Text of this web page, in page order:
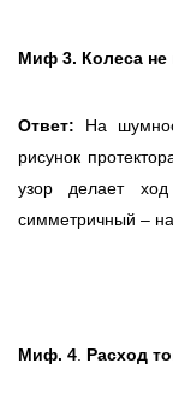
Миф 3. Колеса не
Ответ: На
рисунок
узор делает
симметричный –
Миф. 4 Расход